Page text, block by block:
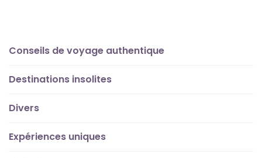
Conseils de voyage authentique
Destinations insolites
Divers
Expériences uniques